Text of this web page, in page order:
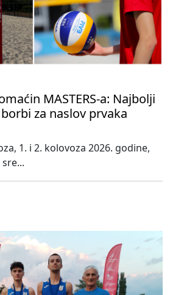
MASTERS-a: Najbolji
za naslov prvaka
1. i 2. kolovoza 2026. godine,